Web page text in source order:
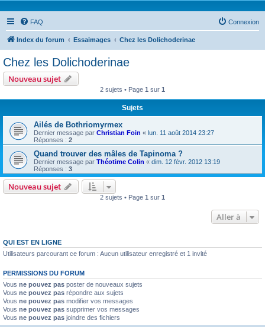
FAQ Connexion
Index du forum Essaimages Chez les Dolichoderinae
Chez les Dolichoderinae
Nouveau sujet
2 sujets • Page 1 sur 1
Sujets
Ailés de Bothriomyrmex
Dernier message par Christian Foin « lun. 11 août 2014 23:27
Réponses : 2
Quand trouver des mâles de Tapinoma ?
Dernier message par Théotime Colin « dim. 12 févr. 2012 13:19
Réponses : 3
Nouveau sujet
2 sujets • Page 1 sur 1
Aller à
QUI EST EN LIGNE
Utilisateurs parcourant ce forum : Aucun utilisateur enregistré et 1 invité
PERMISSIONS DU FORUM
Vous ne pouvez pas poster de nouveaux sujets
Vous ne pouvez pas répondre aux sujets
Vous ne pouvez pas modifier vos messages
Vous ne pouvez pas supprimer vos messages
Vous ne pouvez pas joindre des fichiers